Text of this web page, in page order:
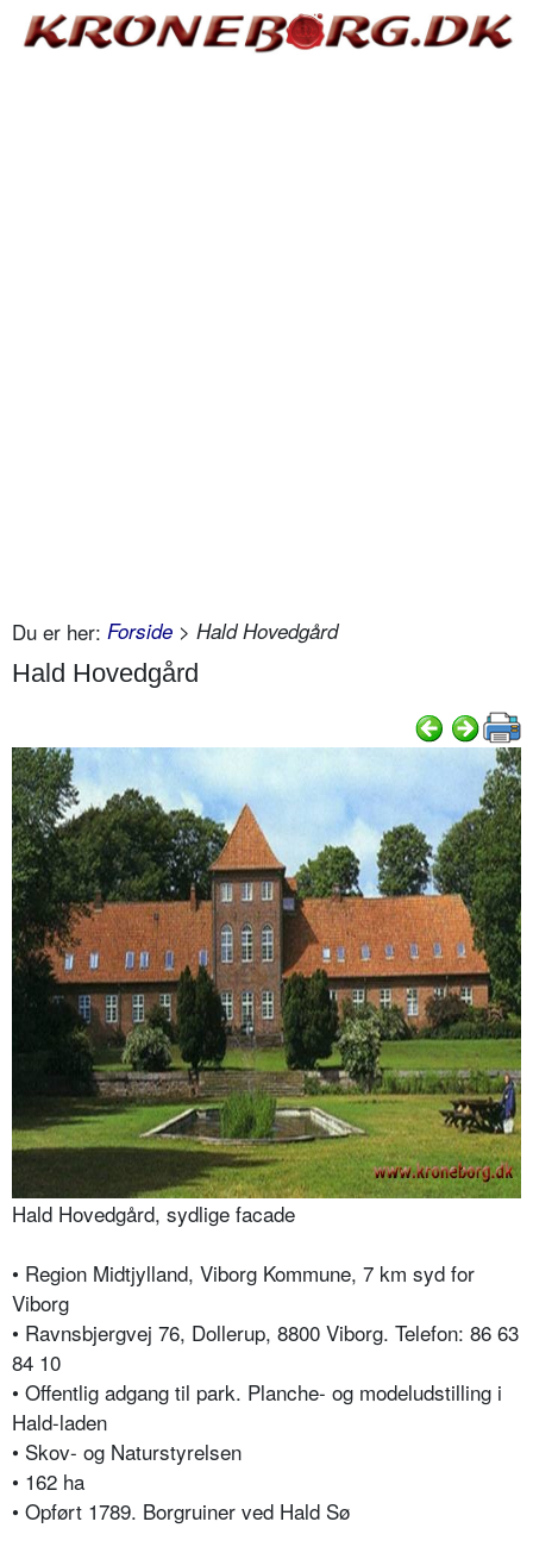
Du er her: Forside > Hald Hovedgård
Hald Hovedgård
Hald Hovedgård, sydlige facade
• Region Midtjylland, Viborg Kommune, 7 km syd for
Viborg
• Ravnsbjergvej 76, Dollerup, 8800 Viborg. Telefon: 86 63
84 10
• Offentlig adgang til park. Planche- og modeludstilling i
Hald-laden
• Skov- og Naturstyrelsen
• 162 ha
• Opført 1789. Borgruiner ved Hald Sø